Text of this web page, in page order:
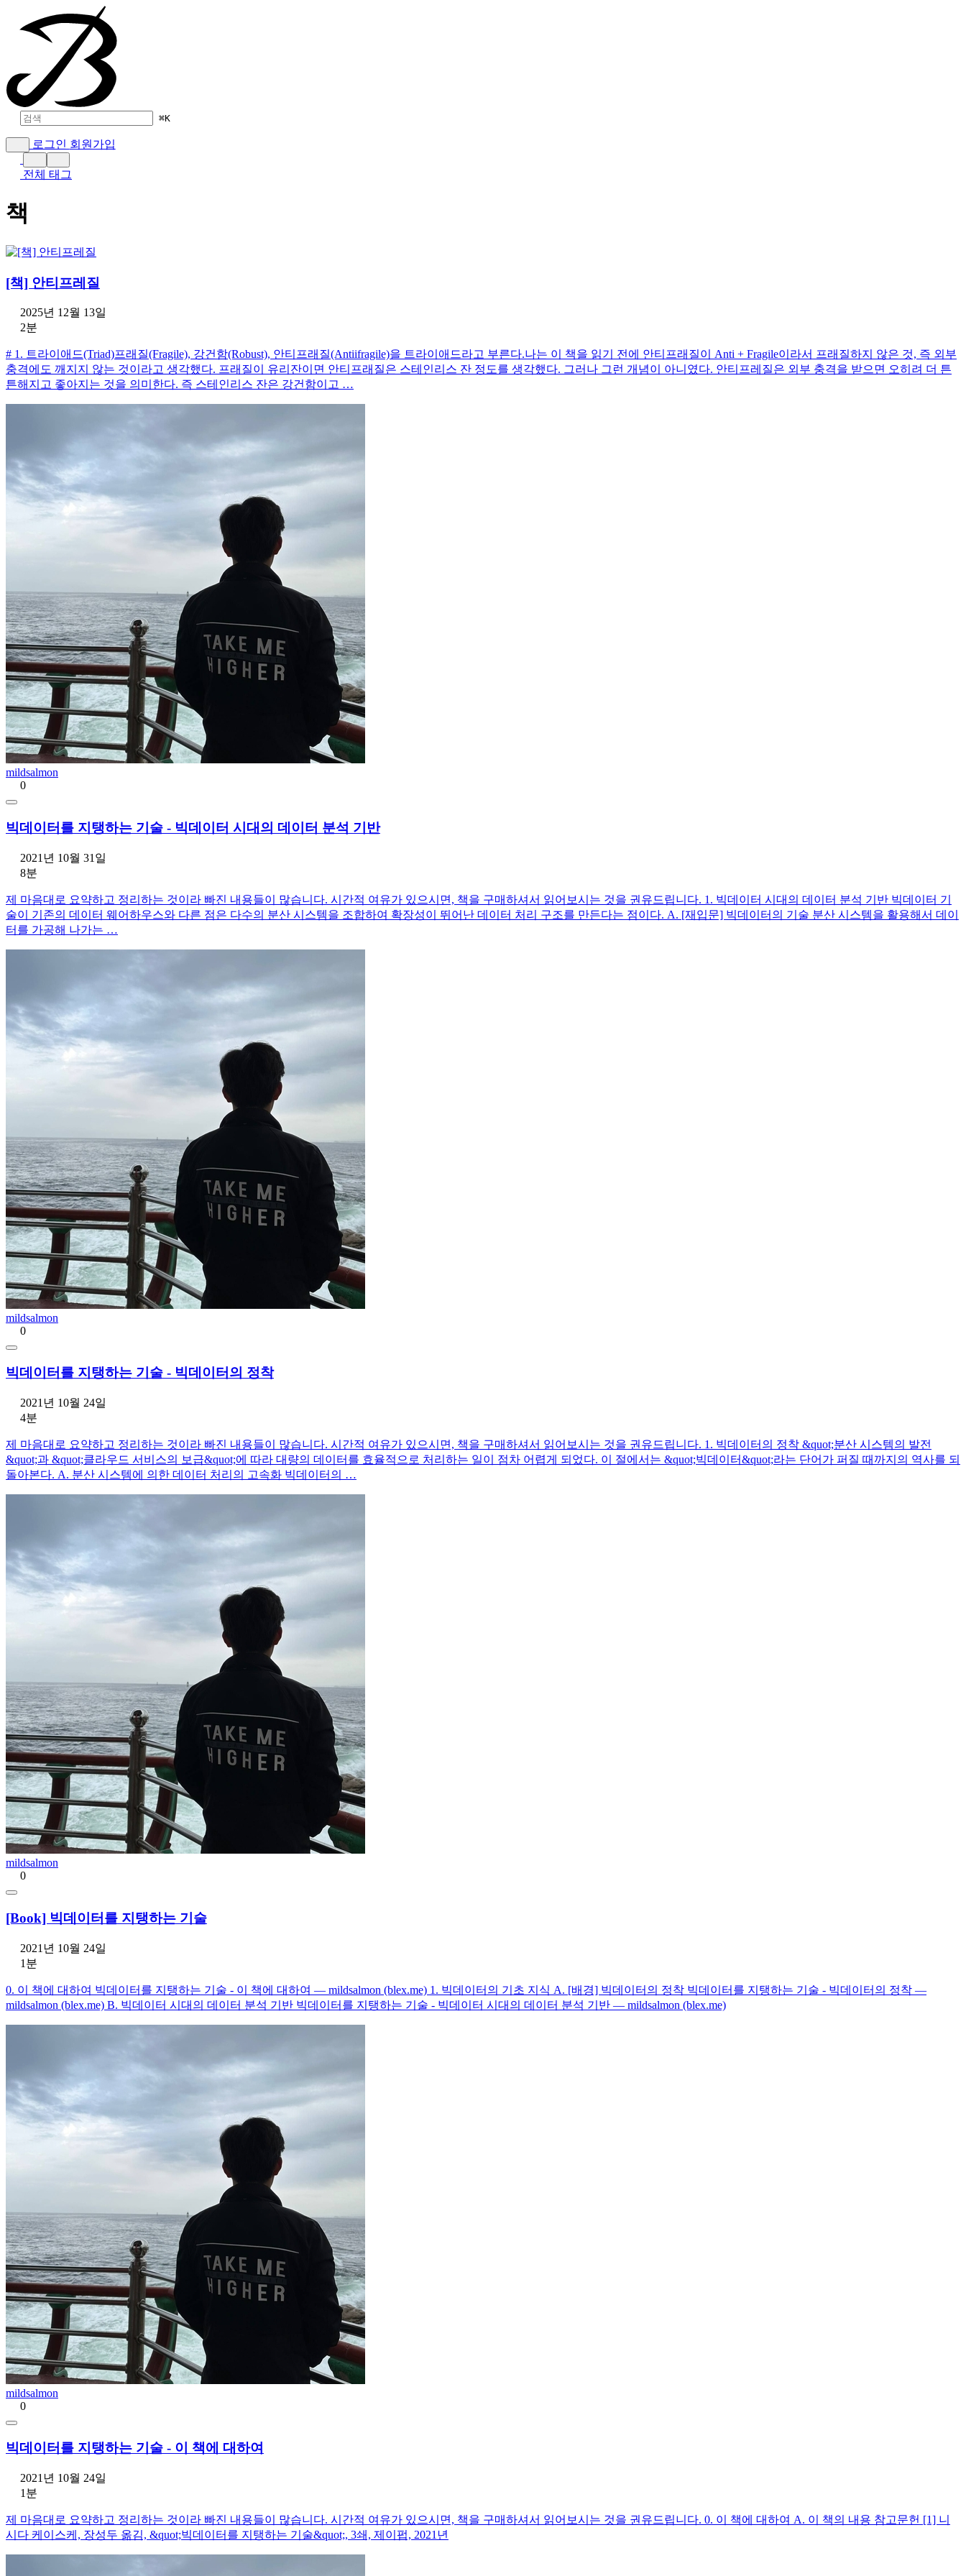
⌘K
로그인 회원가입
전체 태그
책
[책] 안티프레질
2025년 12월 13일
2분
# 1. 트라이애드(Triad)프래질(Fragile), 강건함(Robust), 안티프래질(Antiifragile)을 트라이애드라고 부른다.나는 이 책을 읽기 전에 안티프래질이 Anti + Fragile이라서 프래질하지 않은 것, 즉 외부
충격에도 깨지지 않는 것이라고 생각했다. 프래질이 유리잔이면 안티프래질은 스테인리스 잔 정도를 생각했다. 그러나 그런 개념이 아니였다. 안티프레질은 외부 충격을 받으면 오히려 더 튼
튼해지고 좋아지는 것을 의미한다. 즉 스테인리스 잔은 강건함이고 …
mildsalmon
0
빅데이터를 지탱하는 기술 - 빅데이터 시대의 데이터 분석 기반
2021년 10월 31일
8분
제 마음대로 요약하고 정리하는 것이라 빠진 내용들이 많습니다. 시간적 여유가 있으시면, 책을 구매하셔서 읽어보시는 것을 권유드립니다. 1. 빅데이터 시대의 데이터 분석 기반 빅데이터 기
술이 기존의 데이터 웨어하우스와 다른 점은 다수의 분산 시스템을 조합하여 확장성이 뛰어난 데이터 처리 구조를 만든다는 점이다. A. [재입문] 빅데이터의 기술 분산 시스템을 활용해서 데이
터를 가공해 나가는 …
mildsalmon
0
빅데이터를 지탱하는 기술 - 빅데이터의 정착
2021년 10월 24일
4분
제 마음대로 요약하고 정리하는 것이라 빠진 내용들이 많습니다. 시간적 여유가 있으시면, 책을 구매하셔서 읽어보시는 것을 권유드립니다. 1. 빅데이터의 정착 &quot;분산 시스템의 발전
&quot;과 &quot;클라우드 서비스의 보급&quot;에 따라 대량의 데이터를 효율적으로 처리하는 일이 점차 어렵게 되었다. 이 절에서는 &quot;빅데이터&quot;라는 단어가 퍼질 때까지의 역사를 되
돌아본다. A. 분산 시스템에 의한 데이터 처리의 고속화 빅데이터의 …
mildsalmon
0
[Book] 빅데이터를 지탱하는 기술
2021년 10월 24일
1분
0. 이 책에 대하여 빅데이터를 지탱하는 기술 - 이 책에 대하여 — mildsalmon (blex.me) 1. 빅데이터의 기초 지식 A. [배경] 빅데이터의 정착 빅데이터를 지탱하는 기술 - 빅데이터의 정착 —
mildsalmon (blex.me) B. 빅데이터 시대의 데이터 분석 기반 빅데이터를 지탱하는 기술 - 빅데이터 시대의 데이터 분석 기반 — mildsalmon (blex.me)
mildsalmon
0
빅데이터를 지탱하는 기술 - 이 책에 대하여
2021년 10월 24일
1분
제 마음대로 요약하고 정리하는 것이라 빠진 내용들이 많습니다. 시간적 여유가 있으시면, 책을 구매하셔서 읽어보시는 것을 권유드립니다. 0. 이 책에 대하여 A. 이 책의 내용 참고문헌 [1] 니
시다 케이스케, 장성두 옮김, &quot;빅데이터를 지탱하는 기술&quot;, 3쇄, 제이펍, 2021년